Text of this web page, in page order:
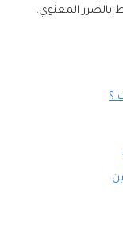
بالضرر المعنوي.
؟